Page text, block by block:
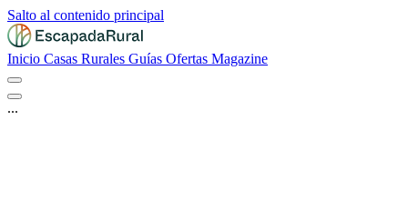
Salto al contenido principal
Inicio Casas Rurales Guías Ofertas Magazine
...